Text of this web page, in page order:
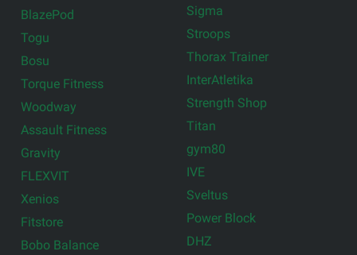
BlazePod
Togu
Bosu
Torque Fitness
Woodway
Assault Fitness
Gravity
FLEXVIT
Xenios
Fitstore
Bobo Balance
Sigma
Stroops
Thorax Trainer
InterAtletika
Strength Shop
Titan
gym80
IVE
Sveltus
Power Block
DHZ